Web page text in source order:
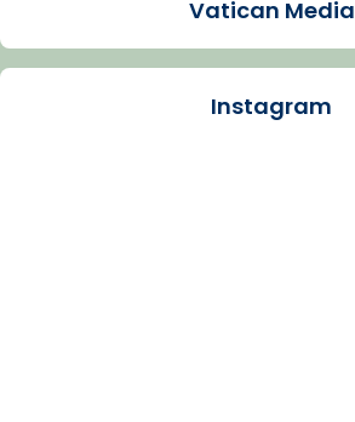
Arquebisbat de Barcelona
Vatican Media
Instagram